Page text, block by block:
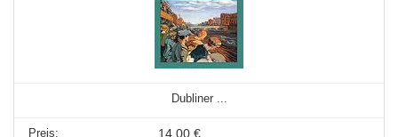
Dubliner ...
14,00 €